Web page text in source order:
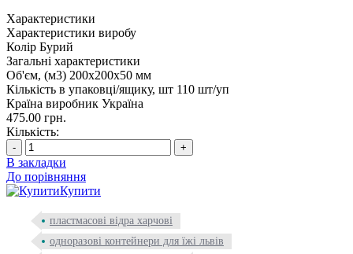
Характеристики
Характеристики виробу
Колір Бурий
Загальні характеристики
Об'єм, (м3) 200x200x50 мм
Кількість в упаковці/ящику, шт 110 шт/уп
Країна виробник Україна
475.00 грн.
Кількість:
- +
В закладки
До порівняння
Купити
пластмасові відра харчові
одноразові контейнери для їжі львів